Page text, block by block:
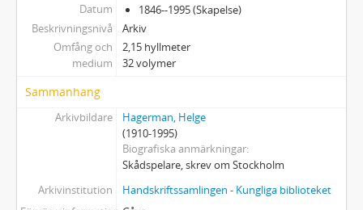
Datum
1846--1995 (Skapelse)
Beskrivningsnivå
Arkiv
Omfång och
medium
2,15 hyllmeter
32 volymer
Sammanhang
Arkivbildare
Hagerman, Helge
(1910-1995)
Biografiska anmärkningar
Skådspelare, skrev om Stockholm
Arkivinstitution
Handskriftssamlingen - Kungliga biblioteket